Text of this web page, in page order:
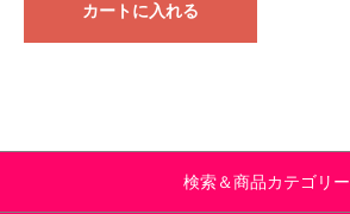
カートに入れる
検索＆商品カテゴリー